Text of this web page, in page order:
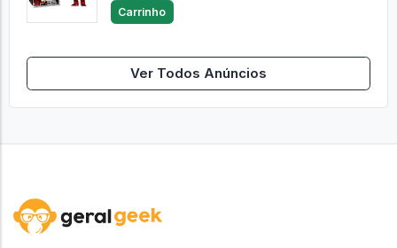
Carrinho
Ver Todos Anúncios